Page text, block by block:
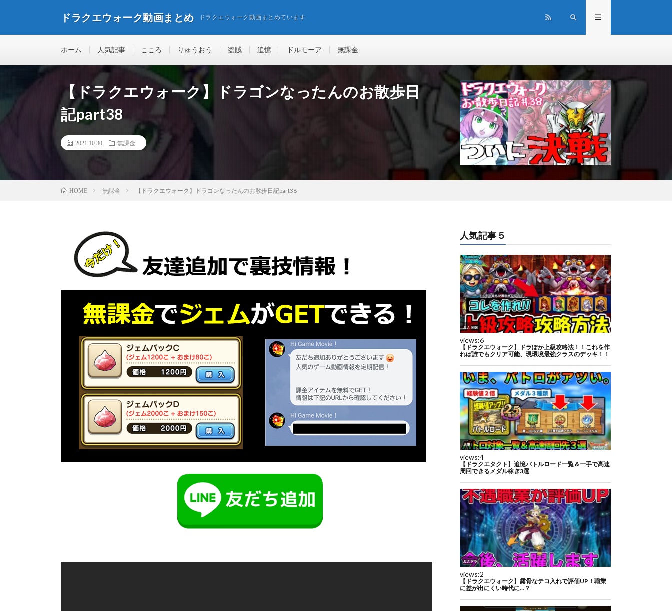
ドラクエウォーク動画まとめ ドラクエウォーク動画まとめています
ホーム 人気記事 こころ りゅうおう 盗賊 追憶 ドルモーア 無課金
【ドラクエウォーク】ドラゴンなったんのお散歩日
記part38
2021.10.30 無課金
HOME 無課金 【ドラクエウォーク】ドラゴンなったんのお散歩日記part38
人気記事５